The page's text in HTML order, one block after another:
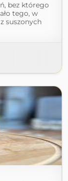
bez którego
tego, w
suszonych